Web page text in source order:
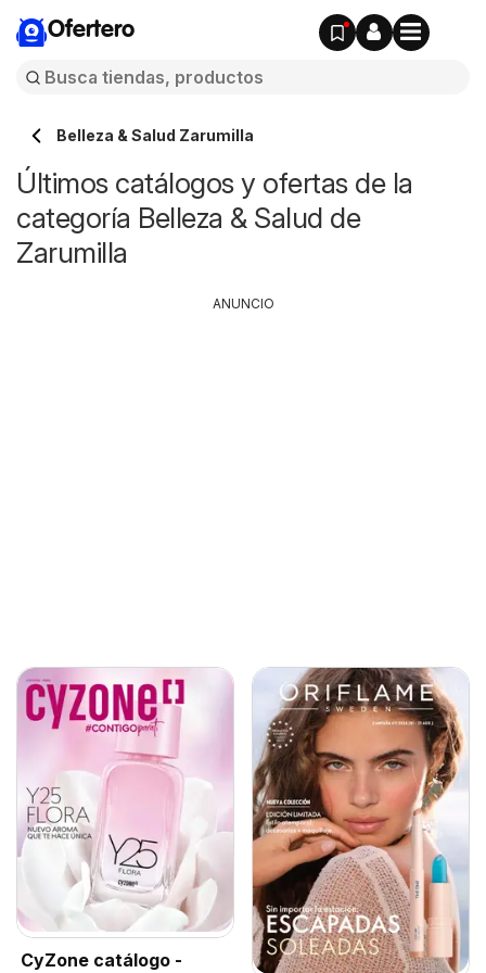
Ofertero
Belleza & Salud Zarumilla
Últimos catálogos y ofertas de la
categoría Belleza & Salud de
Zarumilla
CyZone catálogo -
ANUNCIO